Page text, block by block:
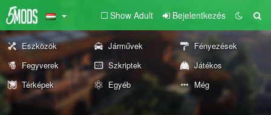
Show Adult Bejelentkezés
Eszközök Járművek
Fényezések
Fegyverek
Szkriptek
Játékos
Térképek
Egyéb Még